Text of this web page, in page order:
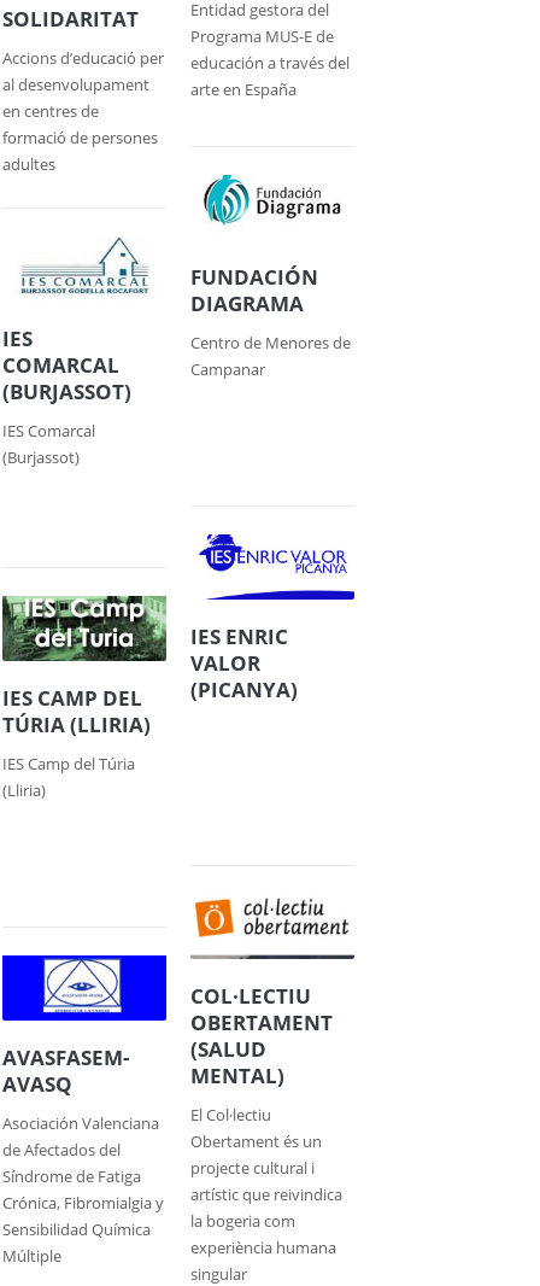
Entidad gestora del
Programa MUS-E de
educación a través del
arte en España
SOLIDARITAT
Accions d’educació per
al desenvolupament
en centres de
formació de persones
adultes
FUNDACIÓN
DIAGRAMA
Centro de Menores de
Campanar
IES
COMARCAL
(BURJASSOT)
IES Comarcal
(Burjassot)
IES ENRIC
VALOR
(PICANYA)
IES CAMP DEL
TÚRIA (LLIRIA)
IES Camp del Túria
(Lliria)
COL·LECTIU
OBERTAMENT
(SALUD
MENTAL)
El Col·lectiu
Obertament és un
projecte cultural i
artístic que reivindica
la bogeria com
experiència humana
singular
AVASFASEM-
AVASQ
Asociación Valenciana
de Afectados del
Síndrome de Fatiga
Crónica, Fibromialgia y
Sensibilidad Química
Múltiple